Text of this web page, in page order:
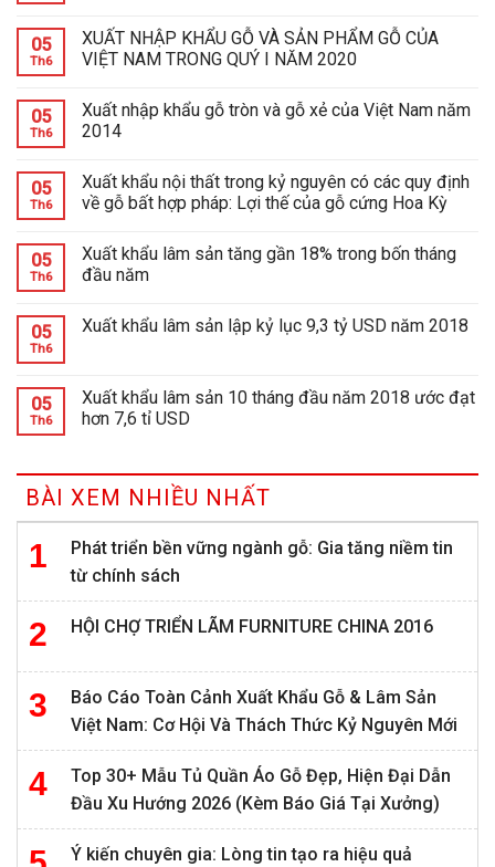
05
Th6
XUẤT NHẬP KHẨU GỖ VÀ SẢN PHẨM GỖ CỦA
VIỆT NAM TRONG QUÝ I NĂM 2020
05
Th6
Xuất nhập khẩu gỗ tròn và gỗ xẻ của Việt Nam năm
2014
05
Th6
Xuất khẩu nội thất trong kỷ nguyên có các quy định
về gỗ bất hợp pháp: Lợi thế của gỗ cứng Hoa Kỳ
05
Th6
Xuất khẩu lâm sản tăng gần 18% trong bốn tháng
đầu năm
05
Th6
Xuất khẩu lâm sản lập kỷ lục 9,3 tỷ USD năm 2018
05
Th6
Xuất khẩu lâm sản 10 tháng đầu năm 2018 ước đạt
hơn 7,6 tỉ USD
BÀI XEM NHIỀU NHẤT
Phát triển bền vững ngành gỗ: Gia tăng niềm tin
từ chính sách
HỘI CHỢ TRIỂN LÃM FURNITURE CHINA 2016
Báo Cáo Toàn Cảnh Xuất Khẩu Gỗ & Lâm Sản
Việt Nam: Cơ Hội Và Thách Thức Kỷ Nguyên Mới
Top 30+ Mẫu Tủ Quần Áo Gỗ Đẹp, Hiện Đại Dẫn
Đầu Xu Hướng 2026 (Kèm Báo Giá Tại Xưởng)
Ý kiến chuyên gia: Lòng tin tạo ra hiệu quả